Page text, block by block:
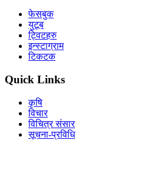
फेसबुक
युटूब
ट्विटहरु
इन्स्टाग्राम
टिकटक
Quick Links
कृषि
विचार
विचित्र संसार
सूचना-प्रविधि